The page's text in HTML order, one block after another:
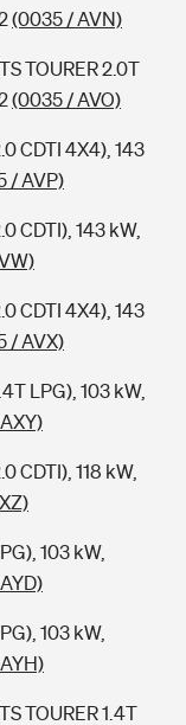
(0035 / AVN)
TOURER 2.0T
(0035 / AVO)
CDTI 4X4), 143
/ AVP)
CDTI), 143 kW,
CDTI 4X4), 143
/ AVX)
LPG), 103 kW,
CDTI), 118 kW,
103 kW,
103 kW,
TOURER 1.4T